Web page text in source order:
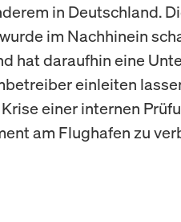
in Deutschland.
im Nachhinein
hat daraufhin eine
einleiten
einer internen
am Flughafen zu